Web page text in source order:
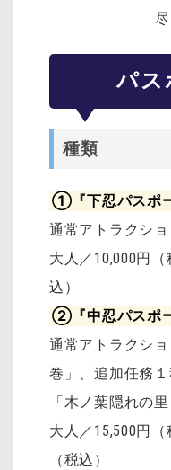
パス
種類
①『下忍パスポー
通常アトラクショ
大人／10,000円
込）
②『中忍パスポー
通常アトラクシ
巻」、追加任務１
「木ノ葉隠れの
大人／15,500円
（税込）